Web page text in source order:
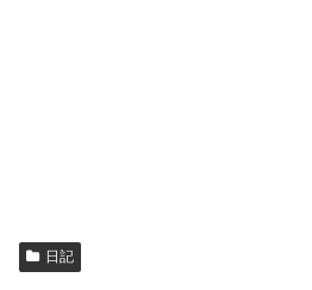
日記